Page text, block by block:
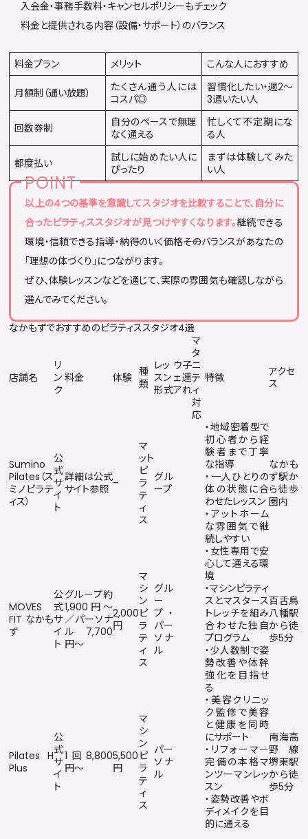
入会金・事務手数料・キャンセルポリシーもチェック
料金と提供される内容（設備・サポート）のバランス
料金プラン メリット こんな人におすすめ
月額制（通い放題）
たくさん通う人には
コスパ◎
習慣化したい・週2〜
3通いたい人
回数券制
自分のペースで無理
なく通える
忙しくて不定期にな
る人
都度払い
試しに始めたい人に
ぴったり
まずは体験してみた
い人
以上の4つの基準を意識してスタジオを比較することで、自分に
合ったピラティススタジオが見つけやすくなります。継続できる
環境・信頼できる指導・納得のいく価格――そのバランスがあなたの
「理想の体づくり」につながります。
ぜひ、体験レッスンなどを通じて、実際の雰囲気も確認しながら
選んでみてください。
なかもずでおすすめのピラティススタジオ4選
店舗名
リ
ン
ク
料金 体験 種
類
レッ
スン
形式
ウ
ェ
ア
子
連
れ
マ
タ
ニ
テ
ィ
対
応
特徴
アクセ
ス
Sumino
Pilates（ス
ミノピラテ
ィス）
公
式
サ
イ
ト
詳細は公式
サイト参照 –
マ
ット
ピ
ラ
テ
ィ
ス
グル
ープ
・地域密着型で
初心者から経
験者まで丁寧
な指導
・一人ひとりの
体の状態に合
わせたレッスン
・アットホーム
な雰囲気で継
続しやすい
なかも
ず駅か
ら徒歩
圏内
MOVES
FIT なかも
ず
公
式
サ
イ
ト
グループ約
1,900円〜
／パーソナ
ル7,700
円〜
2,000
円
マ
シ
ン
ピ
ラ
テ
ィ
ス
グル
ー
プ・
パー
ソナ
ル
・女性専用で安
心して通える環
境
・マシンピラティ
スとマスタース
トレッチを組み
合わせた独自
プログラム
・少人数制で姿
勢改善や体幹
強化を目指せ
る
百舌鳥
八幡駅
から徒
歩5分
Pilates H
Plus
公
式
サ
イ
ト
1回8,800
円〜
5,500
円
マ
シ
ン
ピ
ラ
テ
ィ
ス
パー
ソナ
ル
・美容クリニッ
ク監修で美容
と健康を同時
にサポート
・リフォーマー
完備の本格マ
ンツーマンレッ
スン
・姿勢改善やボ
ディメイクを目
的に通える
南海高
野線
堺東駅
から徒
歩5分